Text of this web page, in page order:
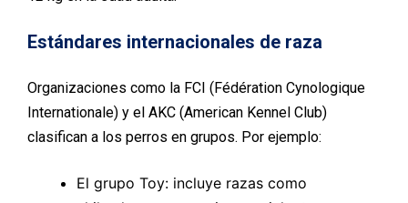
Estándares internacionales de raza
Organizaciones como la FCI (Fédération Cynologique
Internationale) y el AKC (American Kennel Club)
clasifican a los perros en grupos. Por ejemplo:
El grupo Toy: incluye razas como